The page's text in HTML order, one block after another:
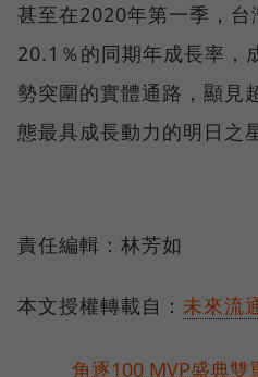
甚至在2020年第一季，台
20.1％的同期年成長率，
勢突圍的實體通路，顯見
態最具成長動力的明日之
責任編輯：林芳如
本文授權轉載自： 未來流
角逐100 MVP盛典雙